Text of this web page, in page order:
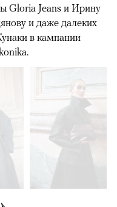
Gloria Jeans и Ирину
и даже далеких
в кампании